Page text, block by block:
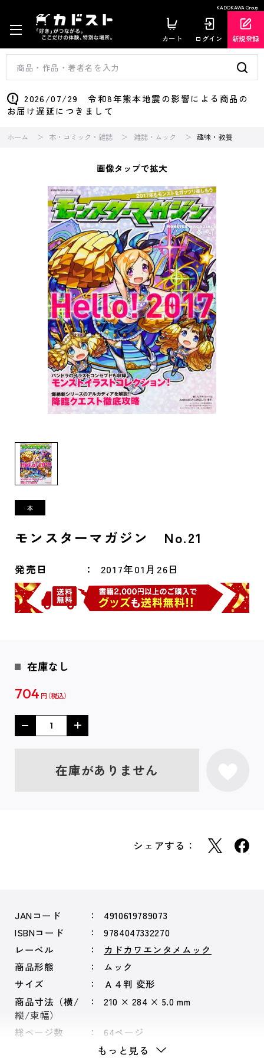
KADOKAWA Group
カート ログイン 新規登録
2026/07/29 令和8年熊本地震の影響による商品の
お届け遅延につきまして
ホーム 本・コミック・雑誌 雑誌・ムック 趣味・教養
画像タップで拡大
モンスターマガジン No.21
発売日 2017年01月26日
在庫なし
704 円
在庫がありません
シェアする：
JANコード
4910619789073
ISBNコード
9784047332270
レーベル
カドカワエンタメムック
商品形態
ムック
サイズ
Ａ４判 変形
商品寸法（横/
縦/束幅）
210 × 284 × 5.0 mm
総ページ数 64ページ
もっと見る